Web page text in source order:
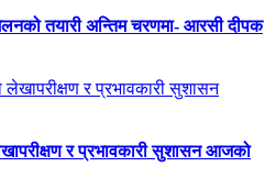
तयारी अन्तिम चरणमा- आरसी दीपक
र प्रभावकारी सुशासन आजको